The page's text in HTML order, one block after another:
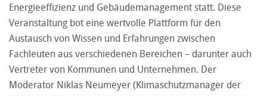
Energieeffizienz und Gebäudemanagement statt. Diese
Veranstaltung bot eine wertvolle Plattform für den
Austausch von Wissen und Erfahrungen zwischen
Fachleuten aus verschiedenen Bereichen – darunter auch
Vertreter von Kommunen und Unternehmen. Der
Moderator Niklas Neumeyer (Klimaschutzmanager der